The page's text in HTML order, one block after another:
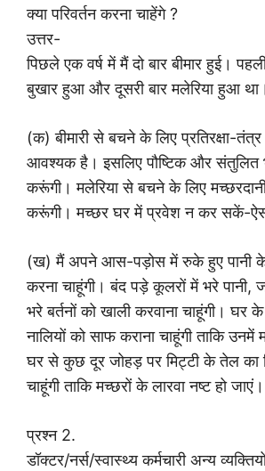
क्या परिवर्तन करना चाहेंगे ?
उत्तर-
पिछले एक वर्ष में मैं दो बार बीमार हुई।
बुखार हुआ और दूसरी बार मलेरिया हुआ था।
(क) बीमारी से बचने के लिए प्रतिरक्षा-
आवश्यक है। इसलिए पौष्टिक और संतुलित
करूंगी। मलेरिया से बचने के लिए
करूंगी। मच्छर घर में प्रवेश न कर सकें-
(ख) मैं अपने आस-पड़ोस में रुके हुए पानी के
करना चाहूंगी। बंद पड़े कूलरों में भरे पानी,
भरे बर्तनों को खाली करवाना चाहूंगी। घर
नालियों को साफ कराना चाहूंगी ताकि
घर से कुछ दूर जोहड़ पर मिट्टी के तेल का
चाहूंगी ताकि मच्छरों के लारवा नष्ट हो जाएं।
प्रश्न 2.
डॉक्टर/नर्स/स्वास्थ्य कर्मचारी अन्य